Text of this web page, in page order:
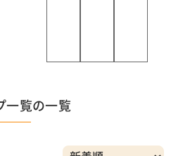
一覧の一覧